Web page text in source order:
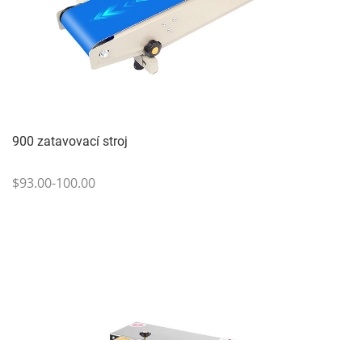
900 zatavovací stroj
$93.00-100.00